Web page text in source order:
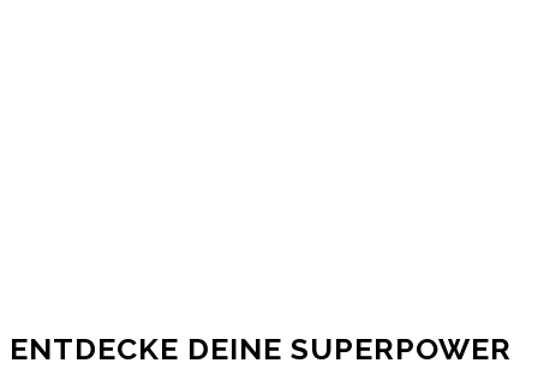
ENTDECKE DEINE SUPERPOWER